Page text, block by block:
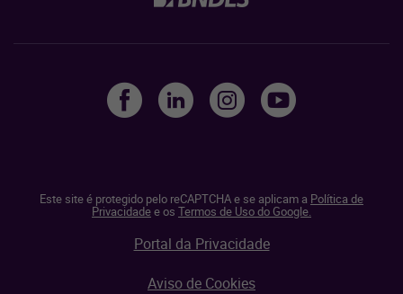
Este site é protegido pelo reCAPTCHA e se aplicam a Política de
Privacidadee os Termos de Uso do Google.
Portal da Privacidade
Aviso de Cookies